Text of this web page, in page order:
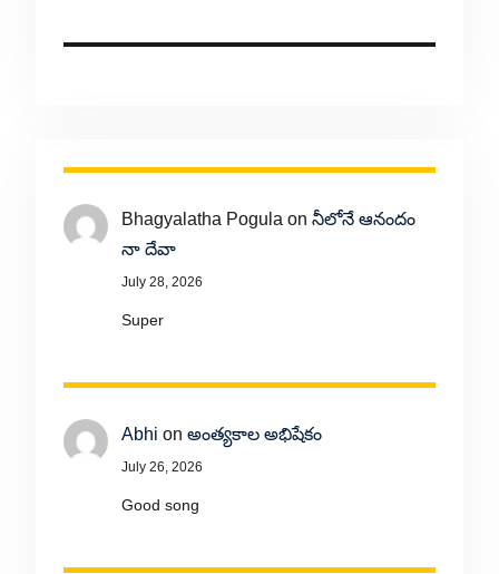
Bhagyalatha Pogula on నీలోనే ఆనందం
నా దేవా
July 28, 2026
Super
Abhi on అంత్యకాల అభిషేకం
July 26, 2026
Good song